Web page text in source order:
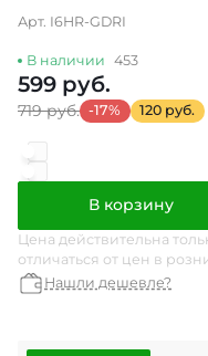
Арт. I6HR-GDRI
В наличии 453
599 руб.
719 руб. -17% 120 руб.
В корзину
Цена действительна
отличаться от цен в
Нашли дешевле?